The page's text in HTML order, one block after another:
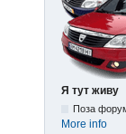
Я тут живу
Поза
More info